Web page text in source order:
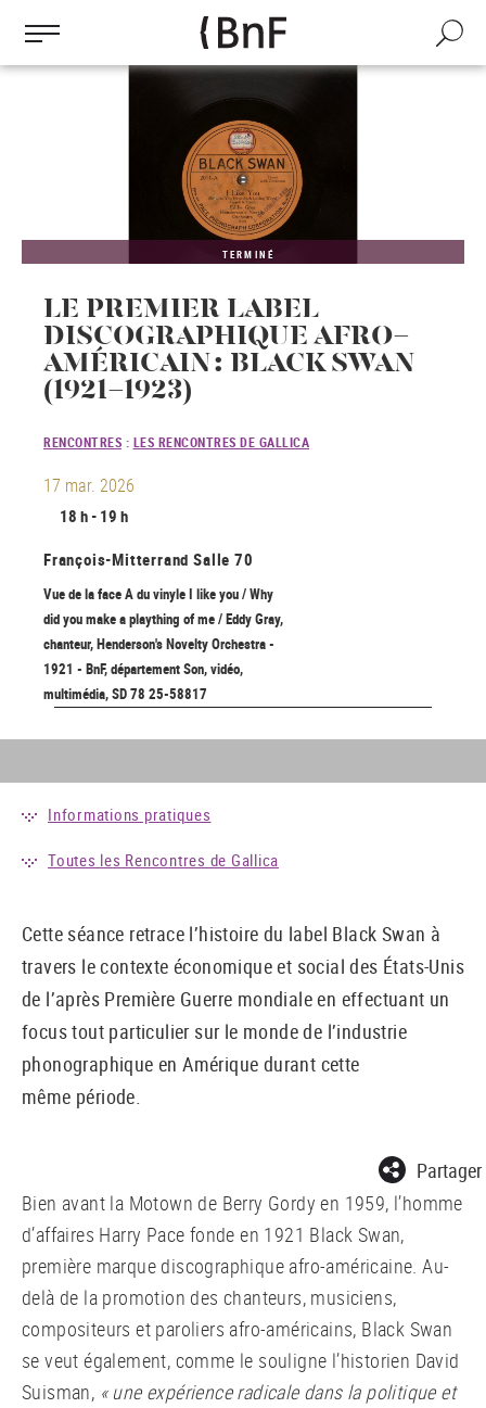
contenu
Recherche
TERMINÉ
LE PREMIER LABEL
DISCOGRAPHIQUE AFRO-
AMÉRICAIN : BLACK SWAN
(1921-1923)
RENCONTRES : LES RENCONTRES DE GALLICA
17 mar. 2026
18 h - 19 h
François-Mitterrand Salle 70
Vue de la face A du vinyle I like you / Why
did you make a plaything of me / Eddy Gray,
chanteur, Henderson's Novelty Orchestra -
1921 - BnF, département Son, vidéo,
multimédia, SD 78 25-58817
Informations pratiques
Toutes les Rencontres de Gallica
Cette séance retrace l’histoire du label Black Swan à
travers le contexte économique et social des États-Unis
de l’après Première Guerre mondiale en effectuant un
focus tout particulier sur le monde de l’industrie
phonographique en Amérique durant cette
même période.
Partager
Bien avant la Motown de Berry Gordy en 1959, l’homme
d’affaires Harry Pace fonde en 1921 Black Swan,
première marque discographique afro-américaine. Au-
delà de la promotion des chanteurs, musiciens,
compositeurs et paroliers afro-américains, Black Swan
se veut également, comme le souligne l’historien David
Suisman, « une expérience radicale dans la politique et